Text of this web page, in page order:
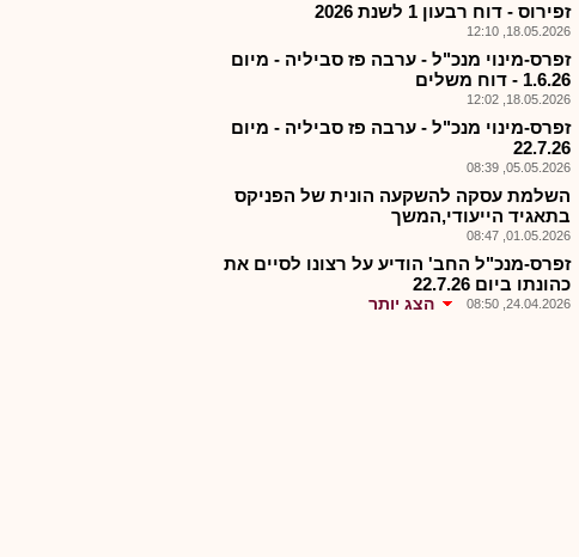
זפירוס - דוח רבעון 1 לשנת 2026
18.05.2026, 12:10
זפרס-מינוי מנכ"ל - ערבה פז סביליה - מיום
1.6.26 - דוח משלים
18.05.2026, 12:02
זפרס-מינוי מנכ"ל - ערבה פז סביליה - מיום
22.7.26
05.05.2026, 08:39
השלמת עסקה להשקעה הונית של הפניקס
בתאגיד הייעודי,המשך
01.05.2026, 08:47
זפרס-מנכ"ל החב' הודיע על רצונו לסיים את
כהונתו ביום 22.7.26
24.04.2026, 08:50 הצג יותר